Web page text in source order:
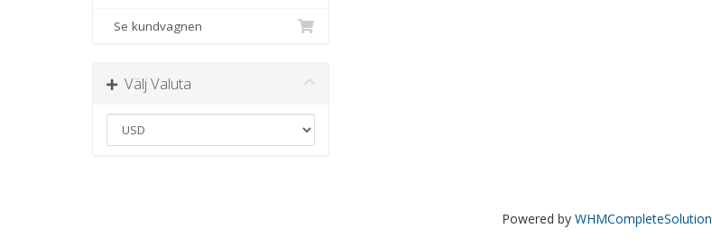
Se kundvagnen
Välj Valuta
Powered by WHMCompleteSolution